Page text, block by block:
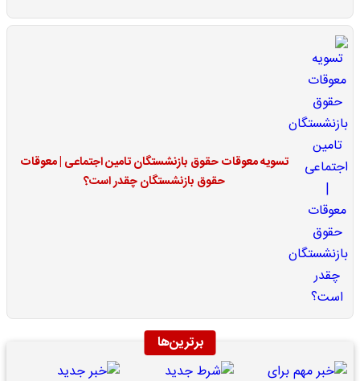
تسویه معوقات حقوق بازنشستگان تامین اجتماعی | معوقات
حقوق بازنشستگان چقدر است؟
برترین‌ها